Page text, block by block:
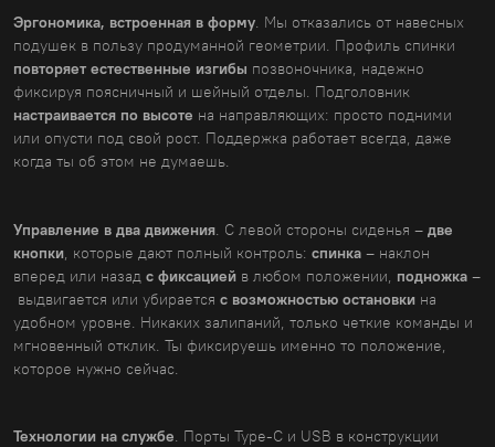
Эргономика, встроенная в форму. Мы отказались от навесных
подушек в пользу продуманной геометрии. Профиль спинки
повторяет естественные изгибы позвоночника, надежно
фиксируя поясничный и шейный отделы. Подголовник
настраивается по высоте на направляющих: просто подними
или опусти под свой рост. Поддержка работает всегда, даже
когда ты об этом не думаешь.
Управление в два движения. С левой стороны сиденья – две
кнопки, которые дают полный контроль: спинка – наклон
вперед или назад с фиксацией в любом положении, подножка –
выдвигается или убирается с возможностью остановки на
удобном уровне. Никаких залипаний, только четкие команды и
мгновенный отклик. Ты фиксируешь именно то положение,
которое нужно сейчас.
Технологии на службе. Порты Type-C и USB в конструкции